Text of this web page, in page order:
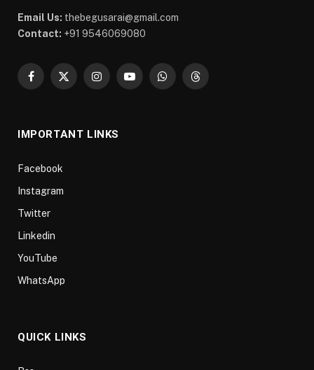
Email Us: thebegusarai@gmail.com
Contact: +91 9546069080
Facebook
X
InstagramYouTubeWhatsAppThreads
IMPORTANT LINKS
Facebook
Instagram
Twitter
Linkedin
YouTube
WhatsApp
QUICK LINKS